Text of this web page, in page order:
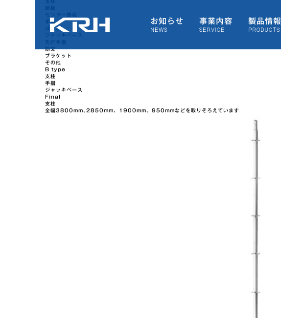
お知らせ
NEWS
事業内容
SERVICE
製品情報
PRODUCTS
ブラケット
先行手摺
その他
A type
支柱
センター踏板
手摺
はしご
ジャッキベース
先行手摺
筋交
ブラケット
その他
B type
支柱
手摺